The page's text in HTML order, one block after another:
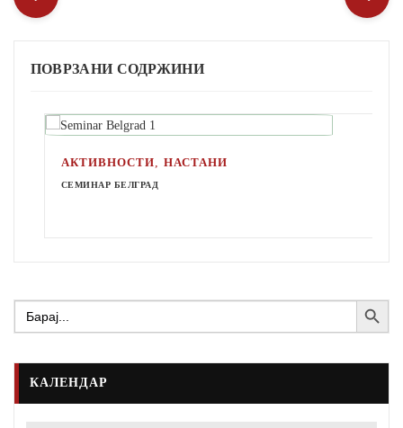
ПОВРЗАНИ СОДРЖИНИ
АКТИВНОСТИ,НАСТАНИ
СЕМИНАР БЕЛГРАД
Search
for:
Search Button
КАЛЕНДАР